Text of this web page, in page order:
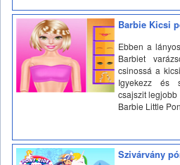
Barbie Kicsi
Ebben a
Barbiet
csinossá a
Igyekezz és
csajszit
Barbie Little
Szivárvány